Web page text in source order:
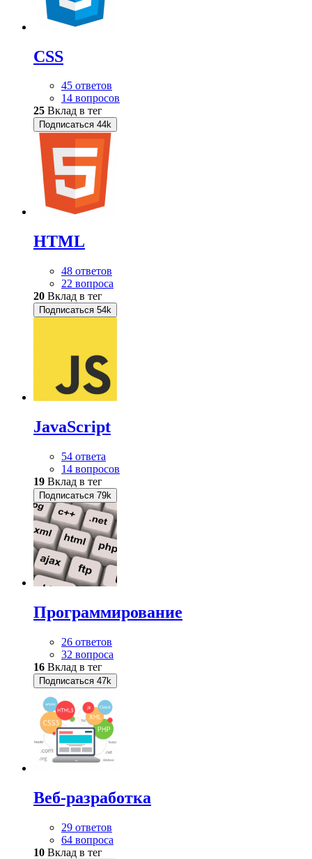
CSS
45 ответов
14 вопросов
25 Вклад в тег
Подписаться 44k
HTML
48 ответов
22 вопроса
20 Вклад в тег
Подписаться 54k
JavaScript
54 ответа
14 вопросов
19 Вклад в тег
Подписаться 79k
Программирование
26 ответов
32 вопроса
16 Вклад в тег
Подписаться 47k
Веб-разработка
29 ответов
64 вопроса
10 Вклад в тег